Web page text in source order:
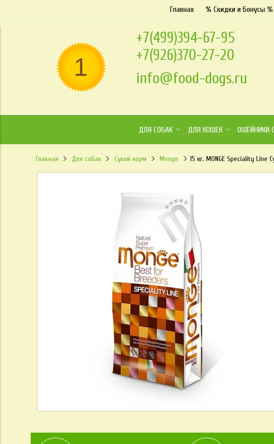
Главная % Скидки и Бонусы %
+7(499)394-67-95
+7(926)370-27-20
info@food-dogs.ru
ДЛЯ СОБАК ДЛЯ КОШЕК ОШЕЙНИКИ
Главная Для собак Сухой корм Monge 15 кг. MONGE Speciality